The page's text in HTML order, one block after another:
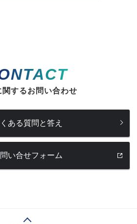
関するお問い合わせ
ある質問と答え
い合せフォーム